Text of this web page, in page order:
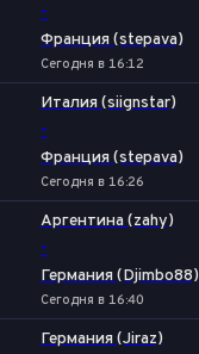
-
Франция (stepava)
Сегодня в 16:12
Италия (siignstar)
-
Франция (stepava)
Сегодня в 16:26
Аргентина (zahy)
-
Германия (Djimbo88)
Сегодня в 16:40
Германия (Jiraz)